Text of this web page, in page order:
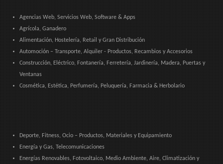
Agencias Web, Servicios Web, Software & Apps
Agrícola, Ganadero
Alimentación, Hostelería, Retail y Gran Distribución
Automoción – Transporte, Alquiler - Productos, Recambios y Accesorios
Construcción, Eléctrico, Fontanería, Ferretería, Jardinería, Madera, Puertas y
Ventanas
Cosmética, Estética, Perfumería, Peluquería, Farmacia & Herbolario
Deporte, Fitness, Ocio – Productos, Materiales y Equipamiento
Energía y Gas, Telecomunicaciones
Energías Renovables, Fotovoltaico, Medio Ambiente, Aire, Climatización y